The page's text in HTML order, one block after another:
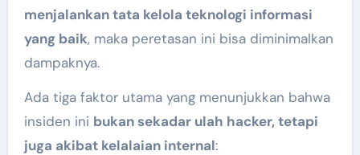
menjalankan tata kelola teknologi informasi
yang baik, maka peretasan ini bisa diminimalkan
dampaknya.
Ada tiga faktor utama yang menunjukkan bahwa
insiden ini bukan sekadar ulah hacker, tetapi
juga akibat kelalaian internal: